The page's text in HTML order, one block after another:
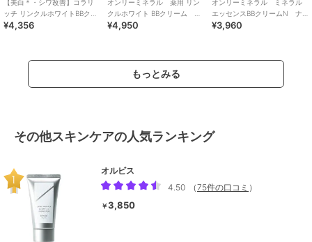
【美白＊・シワ改善】コラリ
ッチ リンクルホワイトBBクリ
ーム （医薬部外品）
¥4,356
オンリーミネラル 薬用 リン
クルホワイト BBクリーム オ
ークル
¥4,950
オンリーミネラル ミネラル
エッセンスBBクリームN ナ
チュラルベージュ
¥3,960
もっとみる
その他スキンケアの人気ランキング
オルビス
4.50
（75件の口コミ ）
￥3,850